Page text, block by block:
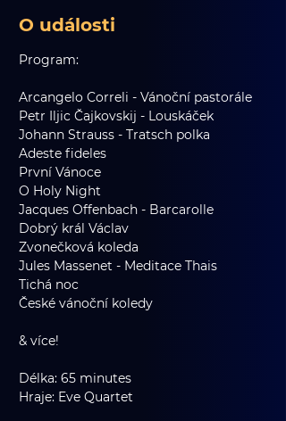
O události
Program:
Arcangelo Correli - Vánoční pastorále
Petr Iljic Čajkovskij - Louskáček
Johann Strauss - Tratsch polka
Adeste fideles
První Vánoce
O Holy Night
Jacques Offenbach - Barcarolle
Dobrý král Václav
Zvonečková koleda
Jules Massenet - Meditace Thais
Tichá noc
České vánoční koledy
& více!
Délka: 65 minutes
Hraje: Eve Quartet